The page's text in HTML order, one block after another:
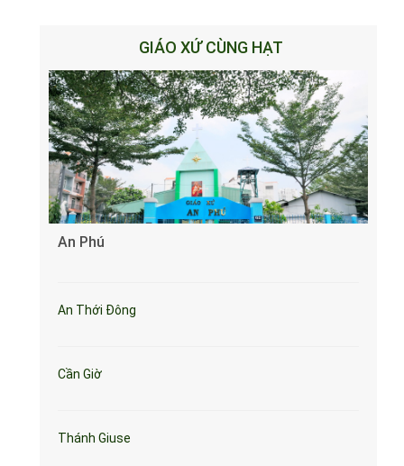
GIÁO XỨ CÙNG HẠT
An Phú
An Thới Đông
Cần Giờ
Thánh Giuse